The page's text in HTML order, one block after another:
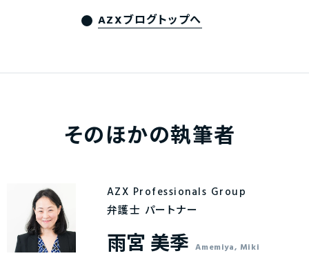
AZXブログトップへ
そのほかの執筆者
AZX Professionals Group
弁護士 パートナー
雨宮 美季 Amemiya, Miki